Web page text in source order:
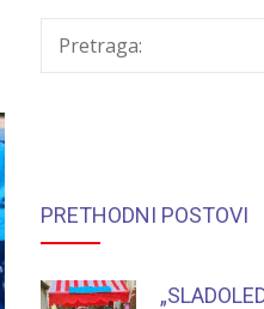
Pretraga:
PRETHODNI POSTOVI